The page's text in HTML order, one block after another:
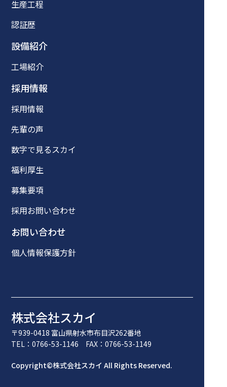
生産工程
認証歴
設備紹介
工場紹介
採用情報
採用情報
先輩の声
数字で見るスカイ
福利厚生
募集要項
採用お問い合わせ
お問い合わせ
個人情報保護方針
株式会社スカイ
〒939-0418 富山県射水市布目沢262番地
TEL：0766-53-1146 FAX：0766-53-1149
Copyright©株式会社スカイ All Rights Reserved.